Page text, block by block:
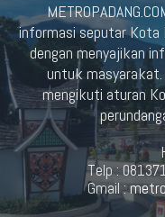
informasi seputar Kota
dengan menyajikan
untuk
mengikuti aturan
Telp :
Gmail :